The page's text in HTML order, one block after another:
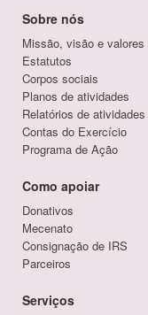
Sobre nós
Missão, visão e valores
Estatutos
Corpos sociais
Planos de atividades
Relatórios de atividades
Contas do Exercício
Programa de Ação
Como apoiar
Donativos
Mecenato
Consignação de IRS
Parceiros
Serviços